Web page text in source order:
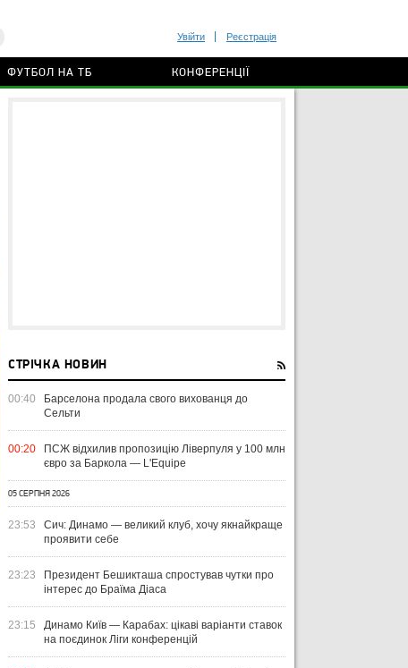
Увійти Реєстрація
ФУТБОЛ НА ТБ КОНФЕРЕНЦІЇ
СТРІЧКА НОВИН
00:40
Барселона продала свого вихованця до
Сельти
00:20
ПСЖ відхилив пропозицію Ліверпуля у 100 млн
євро за Баркола — L'Equipe
05 СЕРПНЯ 2026
23:53
Сич: Динамо — великий клуб, хочу якнайкраще
проявити себе
23:23
Президент Бешикташа спростував чутки про
інтерес до Браїма Діаса
23:15
Динамо Київ — Карабах: цікаві варіанти ставок
на поєдинок Ліги конференцій